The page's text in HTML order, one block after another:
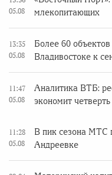
05.08
млекопитающих
13:35
05.08
Более 60
Владивостоке к
11:47
05.08
Аналитика ВТБ:
экономит
11:28
05.08
В пик сезона МТС
Андреевке